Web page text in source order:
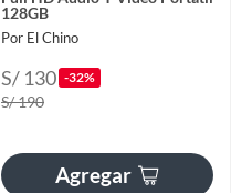
128GB
Por El Chino
S/ 130 -32%
S/ 190
Agregar